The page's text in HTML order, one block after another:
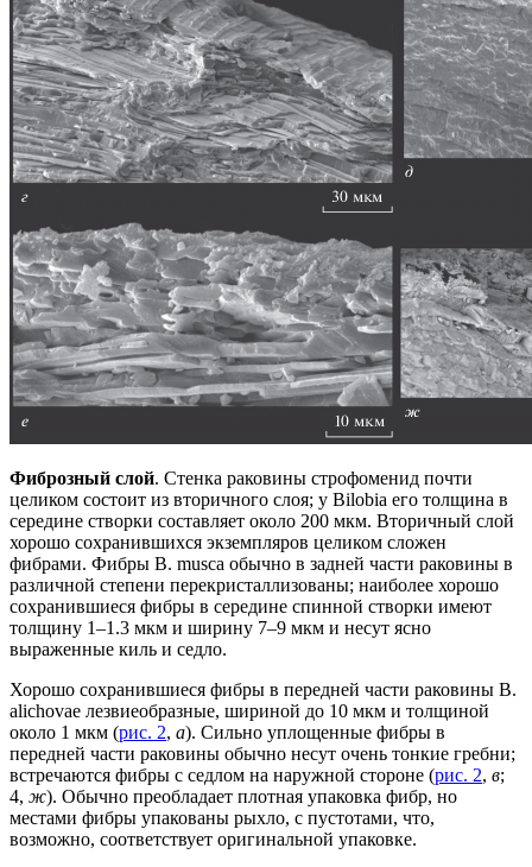
Фиброзный слой. Стенка раковины строфоменид почти
целиком состоит из вторичного слоя; у Bilobia его толщина в
середине створки составляет около 200 мкм. Вторичный слой
хорошо сохранившихся экземпляров целиком сложен
фибрами. Фибры B. musca обычно в задней части раковины в
различной степени перекристаллизованы; наиболее хорошо
сохранившиеся фибры в середине спинной створки имеют
толщину 1–1.3 мкм и ширину 7–9 мкм и несут ясно
выраженные киль и седло.
Хорошо сохранившиеся фибры в передней части раковины B.
alichovae лезвиеобразные, шириной до 10 мкм и толщиной
около 1 мкм (рис. 2, а). Сильно уплощенные фибры в
передней части раковины обычно несут очень тонкие гребни;
встречаются фибры с седлом на наружной стороне (рис. 2, в;
4, ж). Обычно преобладает плотная упаковка фибр, но
местами фибры упакованы рыхло, с пустотами, что,
возможно, соответствует оригинальной упаковке.